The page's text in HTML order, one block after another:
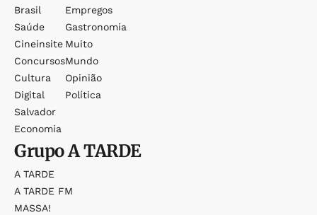
Brasil
Saúde
Cineinsite
Concursos
Cultura
Digital
Salvador
Economia
Empregos
Gastronomia
Muito
Mundo
Opinião
Política
GrupoA TARDE
A TARDE
A TARDE FM
MASSA!